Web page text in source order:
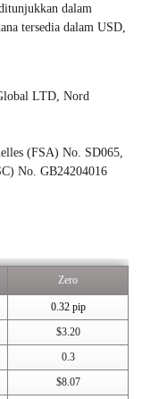
dalam
tersedia dalam USD,
LTD, Nord
(FSA) No. SD065,
No. GB24204016
Zero
0.32 pip
$3.20
0.3
$8.07